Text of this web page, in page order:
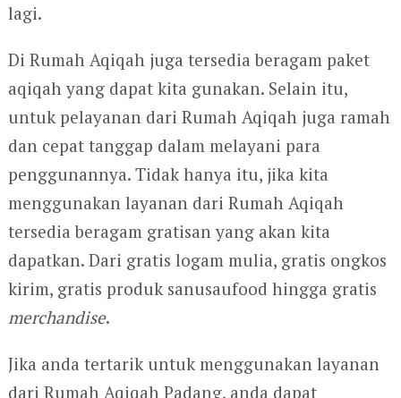
lagi.
Di Rumah Aqiqah juga tersedia beragam paket
aqiqah yang dapat kita gunakan. Selain itu,
untuk pelayanan dari Rumah Aqiqah juga ramah
dan cepat tanggap dalam melayani para
penggunannya. Tidak hanya itu, jika kita
menggunakan layanan dari Rumah Aqiqah
tersedia beragam gratisan yang akan kita
dapatkan. Dari gratis logam mulia, gratis ongkos
kirim, gratis produk sanusaufood hingga gratis
merchandise.
Jika anda tertarik untuk menggunakan layanan
dari Rumah Aqiqah Padang, anda dapat